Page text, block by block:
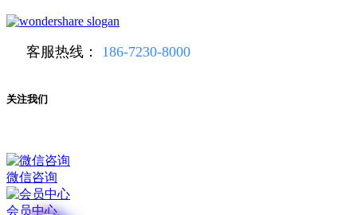
客服热线： 186-7230-8000
关注我们
微信咨询
会员中心